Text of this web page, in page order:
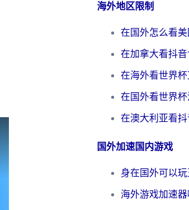
海外地区限制
国外加速国内游戏